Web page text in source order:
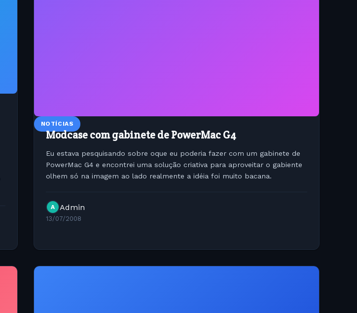
NOTÍCIAS
Modcase com gabinete de PowerMac G4
Eu estava pesquisando sobre oque eu poderia fazer com um gabinete de
PowerMac G4 e encontrei uma solução criativa para aproveitar o gabiente
olhem só na imagem ao lado realmente a idéia foi muito bacana.
A Admin
13/07/2008